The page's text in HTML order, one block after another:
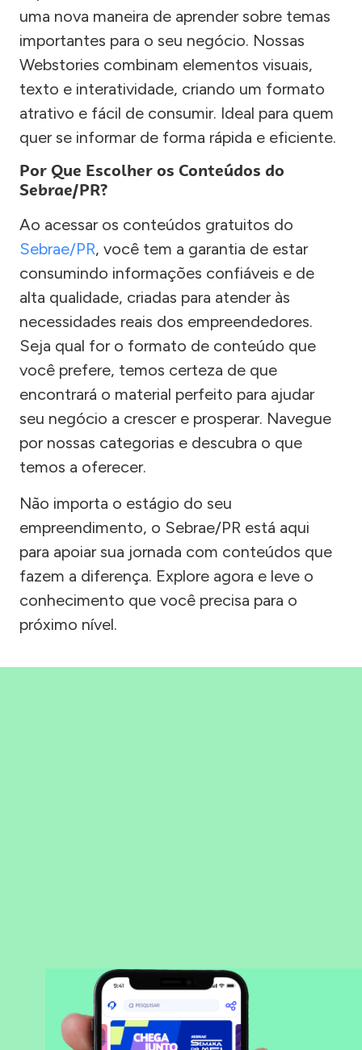
uma nova maneira de aprender sobre temas
importantes para o seu negócio. Nossas
Webstories combinam elementos visuais,
texto e interatividade, criando um formato
atrativo e fácil de consumir. Ideal para quem
quer se informar de forma rápida e eficiente.
Por Que Escolher os Conteúdos do
Sebrae/PR?
Ao acessar os conteúdos gratuitos do
Sebrae/PR, você tem a garantia de estar
consumindo informações confiáveis e de
alta qualidade, criadas para atender às
necessidades reais dos empreendedores.
Seja qual for o formato de conteúdo que
você prefere, temos certeza de que
encontrará o material perfeito para ajudar
seu negócio a crescer e prosperar. Navegue
por nossas categorias e descubra o que
temos a oferecer.
Não importa o estágio do seu
empreendimento, o Sebrae/PR está aqui
para apoiar sua jornada com conteúdos que
fazem a diferença. Explore agora e leve o
conhecimento que você precisa para o
próximo nível.